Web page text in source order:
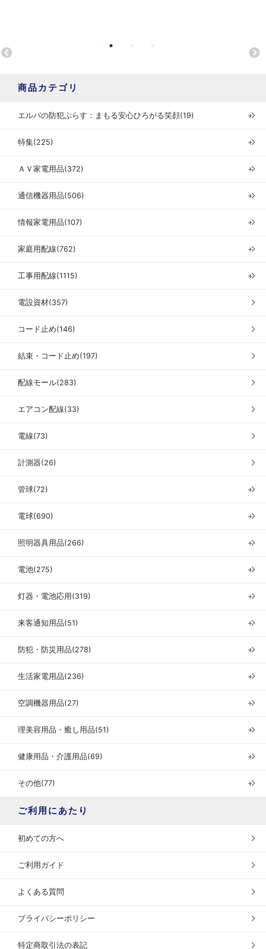
商品カテゴリ
エルパの防犯ぷらす：まもる安心ひろがる笑顔(19) ＋
特集(225) ＋
ＡＶ家電用品(372) ＋
通信機器用品(506) ＋
情報家電用品(107) ＋
家庭用配線(762) ＋
工事用配線(1115) ＋
電設資材(357)
コード止め(146)
結束・コード止め(197)
配線モール(283)
エアコン配線(33)
電線(73)
計測器(26)
管球(72) ＋
電球(690) ＋
照明器具用品(266) ＋
電池(275) ＋
灯器・電池応用(319) ＋
来客通知用品(51) ＋
防犯・防災用品(278) ＋
生活家電用品(236) ＋
空調機器用品(27) ＋
理美容用品・癒し用品(51) ＋
健康用品・介護用品(69) ＋
その他(77) ＋
ご利用にあたり
初めての方へ
ご利用ガイド
よくある質問
プライバシーポリシー
特定商取引法の表記